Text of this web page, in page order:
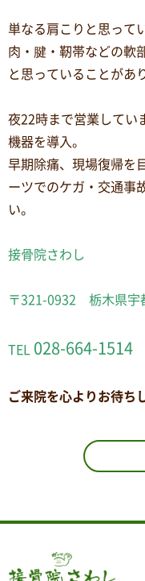
単なる肩こりと思って
肉・腱・靭帯などの軟
と思っていることがあ
夜22時まで営業してい
機器を導入。
早期除痛、現場復帰を
ーツでのケガ・交通事
い。
接骨院さわし
〒321-0932 栃木県宇
TEL 028-664-1514
ご来院を心よりお待ち